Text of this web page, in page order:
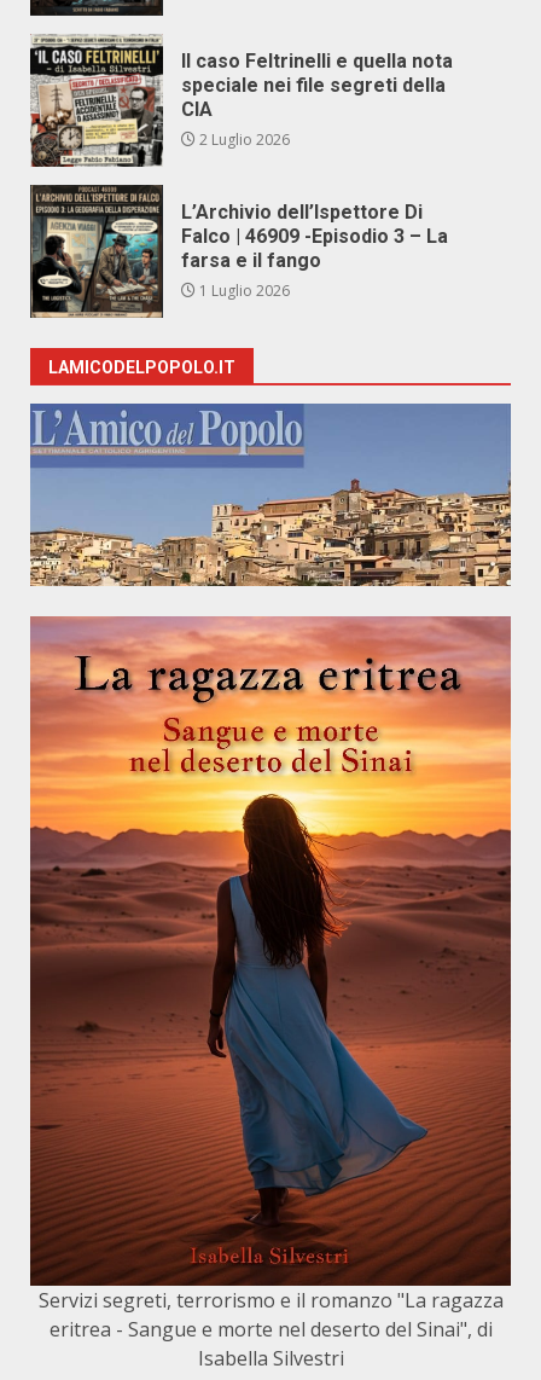
Il caso Feltrinelli e quella nota
speciale nei file segreti della
CIA
2 Luglio 2026
L’Archivio dell’Ispettore Di
Falco | 46909 -Episodio 3 – La
farsa e il fango
1 Luglio 2026
LAMICODELPOPOLO.IT
Servizi segreti, terrorismo e il romanzo "La ragazza
eritrea - Sangue e morte nel deserto del Sinai", di
Isabella Silvestri